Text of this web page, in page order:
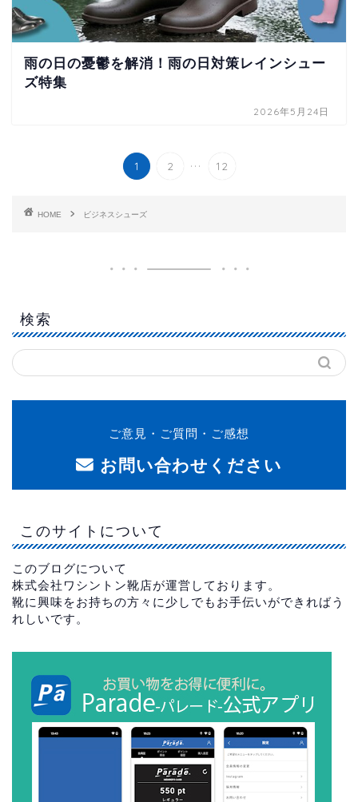
雨の日の憂鬱を解消！雨の日対策レインシュー
ズ特集
2026年5月24日
1 2 ... 12
HOME ビジネスシューズ
検索
ご意見・ご質問・ご感想
お問い合わせください
このサイトについて
このブログについて
株式会社ワシントン靴店が運営しております。
靴に興味をお持ちの方々に少しでもお手伝いができればう
れしいです。